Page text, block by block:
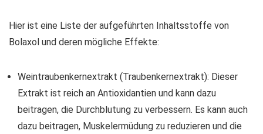
Hier ist eine Liste der aufgeführten Inhaltsstoffe von
Bolaxol und deren mögliche Effekte:
Weintraubenkernextrakt (Traubenkernextrakt): Dieser
Extrakt ist reich an Antioxidantien und kann dazu
beitragen, die Durchblutung zu verbessern. Es kann auch
dazu beitragen, Muskelermüdung zu reduzieren und die